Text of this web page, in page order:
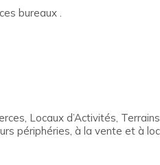
bureaux .
Locaux d’Activités,
périphéries, à la vente et à